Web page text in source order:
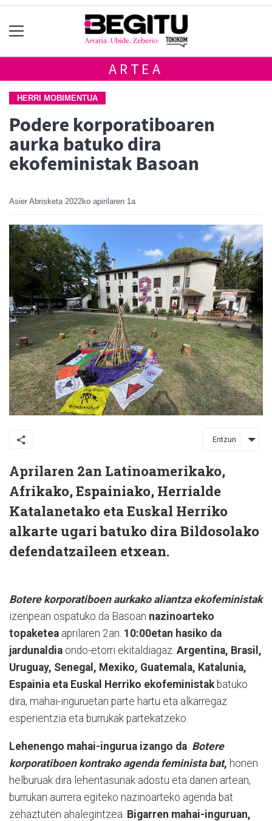
ARTEA
HERRI MOBIMENTUA
Podere korporatiboaren
aurka batuko dira
ekofeministak Basoan
Asier Abrisketa 2022ko apirilaren 1a
Entzun
Aprilaren 2an Latinoamerikako,
Afrikako, Espainiako, Herrialde
Katalanetako eta Euskal Herriko
alkarte ugari batuko dira Bildosolako
defendatzaileen etxean.
Botere korporatiboen aurkako aliantza ekofeministak
izenpean ospatuko da Basoan nazinoarteko
topaketea aprilaren 2an. 10:00etan hasiko da
jardunaldia ondo-etorri ekitaldiagaz. Argentina, Brasil,
Uruguay, Senegal, Mexiko, Guatemala, Katalunia,
Espainia eta Euskal Herriko ekofeministakbatuko
dira, mahai-inguruetan parte hartu eta alkarregaz
esperientzia eta burrukak partekatzeko.
Lehenengo mahai-ingurua izango da Botere
korporatiboen kontrako agenda feminista bat, honen
helburuak dira lehentasunak adostu eta danen artean,
burrukan aurrera egiteko nazinoarteko agenda bat
zehaztuten ahalegintzea. Bigarren mahai-inguruan,